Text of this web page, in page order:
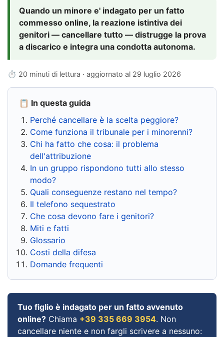
Quando un minore e' indagato per un fatto
commesso online, la reazione istintiva dei
genitori — cancellare tutto — distrugge la prova
a discarico e integra una condotta autonoma.
⏱ 20 minuti di lettura · aggiornato al 29 luglio 2026
📋 In questa guida
Perché cancellare è la scelta peggiore?
Come funziona il tribunale per i minorenni?
Chi ha fatto che cosa: il problema
dell'attribuzione
In un gruppo rispondono tutti allo stesso
modo?
Quali conseguenze restano nel tempo?
Il telefono sequestrato
Che cosa devono fare i genitori?
Miti e fatti
Glossario
Costi della difesa
Domande frequenti
Tuo figlio è indagato per un fatto avvenuto
online? Chiama +39 335 669 3954. Non
cancellare niente e non fargli scrivere a nessuno: